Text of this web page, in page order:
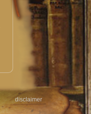
disclaimer